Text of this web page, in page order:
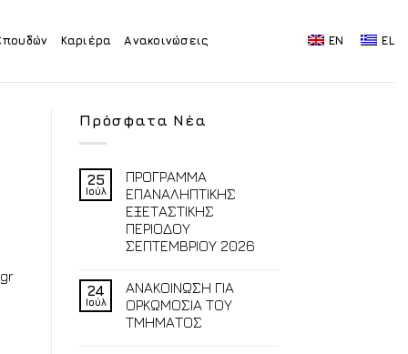
Καριέρα Ανακοινώσεις EN EL
Πρόσφατα Νέα
25
Ιούλ
ΠΡΟΓΡΑΜΜΑ
ΕΠΑΝΑΛΗΠΤΙΚΗΣ
ΕΞΕΤΑΣΤΙΚΗΣ
ΠΕΡΙΟΔΟΥ
ΣΕΠΤΕΜΒΡΙΟΥ 2026
24
Ιούλ
ΑΝΑΚΟΙΝΩΣΗ ΓΙΑ
ΟΡΚΩΜΟΣΙΑ ΤΟΥ
ΤΜΗΜΑΤΟΣ